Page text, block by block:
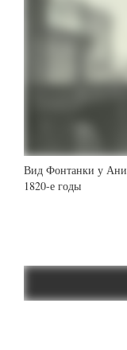
Вид Фонтанки у
1820-е годы